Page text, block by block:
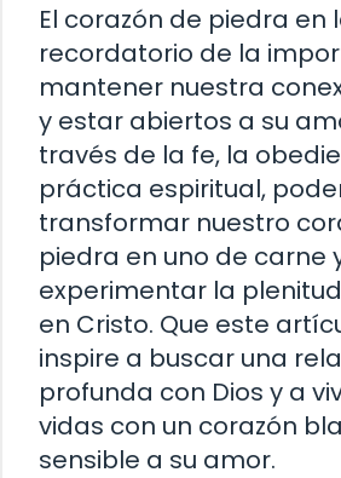
El corazón de piedra en
recordatorio de la
mantener nuestra
y estar abiertos a su
través de la fe, la
práctica espiritual,
transformar nuestro
piedra en uno de carne
experimentar la
en Cristo. Que este
inspire a buscar una
profunda con Dios y a
vidas con un corazón
sensible a su amor.